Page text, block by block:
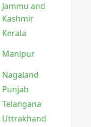
Jammu and
Kashmir
Kerala
Manipur
Nagaland
Punjab
Telangana
Uttrakhand